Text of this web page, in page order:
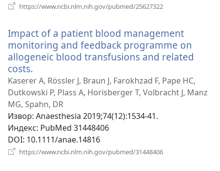
https://www.ncbi.nlm.nih.gov/pubmed/25627322
Impact of a patient blood management
monitoring and feedback programme on
allogeneic blood transfusions and related
costs.
нови
прозор)
Kaserer A, Rössler J, Braun J, Farokhzad F, Pape HC,
Dutkowski P, Plass A, Horisberger T, Volbracht J, Manz
MG, Spahn, DR
Извор‎: Anaesthesia 2019;74(12):1534-41.
Индекс‎: PubMed 31448406
DOI‎: 10.1111/anae.14816
https://www.ncbi.nlm.nih.gov/pubmed/31448406